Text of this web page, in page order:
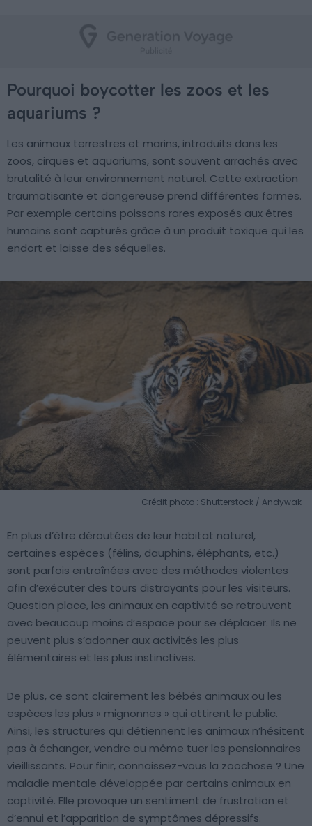
Pourquoi boycotter les zoos et les
aquariums ?
Les animaux terrestres et marins, introduits dans les
zoos, cirques et aquariums, sont souvent arrachés avec
brutalité à leur environnement naturel. Cette extraction
traumatisante et dangereuse prend différentes formes.
Par exemple certains poissons rares exposés aux êtres
humains sont capturés grâce à un produit toxique qui les
endort et laisse des séquelles.
Crédit photo : Shutterstock / Andywak
En plus d’être déroutées de leur habitat naturel,
certaines espèces (félins, dauphins, éléphants, etc.)
sont parfois entraînées avec des méthodes violentes
afin d’exécuter des tours distrayants pour les visiteurs.
Question place, les animaux en captivité se retrouvent
avec beaucoup moins d’espace pour se déplacer. Ils ne
peuvent plus s’adonner aux activités les plus
élémentaires et les plus instinctives.
De plus, ce sont clairement les bébés animaux ou les
espèces les plus « mignonnes » qui attirent le public.
Ainsi, les structures qui détiennent les animaux n’hésitent
pas à échanger, vendre ou même tuer les pensionnaires
vieillissants. Pour finir, connaissez-vous la zoochose ? Une
maladie mentale développée par certains animaux en
captivité. Elle provoque un sentiment de frustration et
d’ennui et l’apparition de symptômes dépressifs.